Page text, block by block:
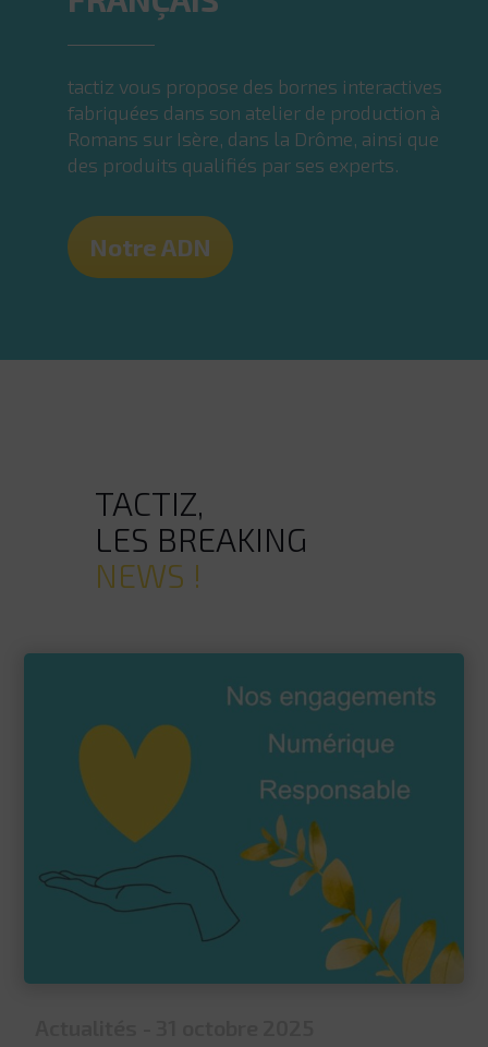
tactiz vous propose des bornes interactives
fabriquées dans son atelier de production à
Romans sur Isère, dans la Drôme, ainsi que
des produits qualifiés par ses experts.
Notre ADN
TACTIZ,
LES BREAKING
NEWS !